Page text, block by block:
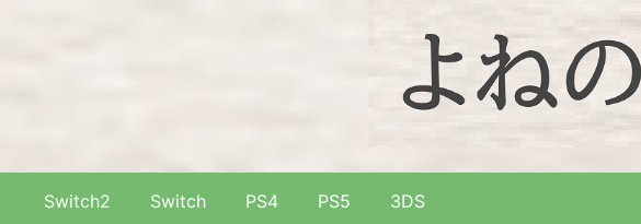
Switch2 Switch PS4 PS5 3DS